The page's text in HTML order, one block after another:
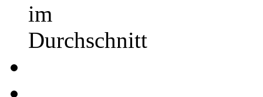
im
Durchschnitt